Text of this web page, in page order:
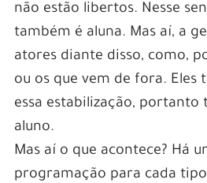
não estão libertos. Nesse
também é aluna. Mas aí, a
atores diante disso, como,
ou os que vem de fora. Eles
essa estabilização, portanto
aluno.
Mas aí o que acontece? Há
programação para cada